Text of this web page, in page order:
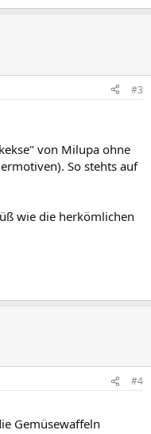
#3
von Milupa ohne
So stehts auf
wie die herkömlichen
#4
Gemüsewaffeln